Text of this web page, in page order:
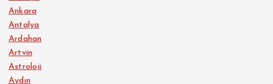
Ankara
Antalya
Ardahan
Artvin
Astroloji
Aydın